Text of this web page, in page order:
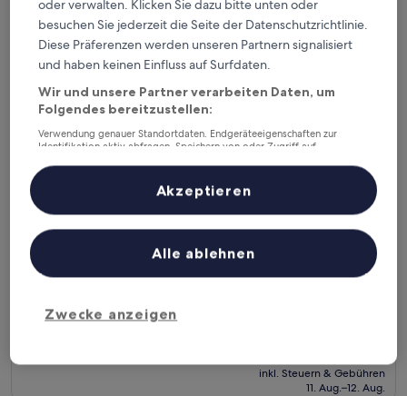
Riata Inn
Riata Inn
2.5-
Unterkunft
8,6/10 Hervorragend (716 Bewertungen)
Preis
beträgt
inkl. Steuern & Gebühren
11. Aug.–12. Aug.
Riata Inn
oder verwalten. Klicken Sie dazu bitte unten oder
besuchen Sie jederzeit die Seite der Datenschutzrichtlinie.
Diese Präferenzen werden unseren Partnern signalisiert
und haben keinen Einfluss auf Surfdaten.
Wir und unsere Partner verarbeiten Daten, um
Folgendes bereitzustellen:
Verwendung genauer Standortdaten. Endgeräteeigenschaften zur
Identifikation aktiv abfragen. Speichern von oder Zugriff auf
Inhalte, Messung von Werbeleistung und der Performance von Inhalten,
Zielgruppenforschung sowie Entwicklung und Verbesserung von
Liste der Partner (Lieferanten)
Zwecke anzeigen
Alle ablehnen
Akzeptieren